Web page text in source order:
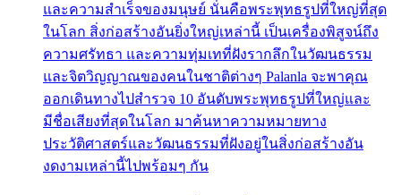
และความสำเร็จของมนุษย์ นั่นคือพระพุทธรูปที่ใหญ่ที่สุด
ในโลก สิ่งก่อสร้างอันยิ่งใหญ่เหล่านี้ เป็นเครื่องพิสูจน์ถึง
ความศรัทธา และความทุ่มเทที่ฝังรากลึกในวัฒนธรรม
และจิตวิญญาณของคนในชาติต่างๆ Palanla จะพาคุณ
ออกเดินทางไปสำรวจ 10 อันดับพระพุทธรูปที่ใหญ่และ
มีชื่อเสียงที่สุดในโลก มาค้นหาความหมายทาง
ประวัติศาสตร์และวัฒนธรรมที่ฝังอยู่ในสิ่งก่อสร้างอัน
งดงามเหล่านี้ไปพร้อมๆ กัน